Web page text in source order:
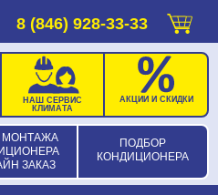
8 (846) 928-33-33
МОНТАЖА
ЗАКАЗ
ПОДБОР
КОНДИЦИОНЕРА
НАШ СЕРВИС
КЛИМАТА
АКЦИИ И СКИДКИ